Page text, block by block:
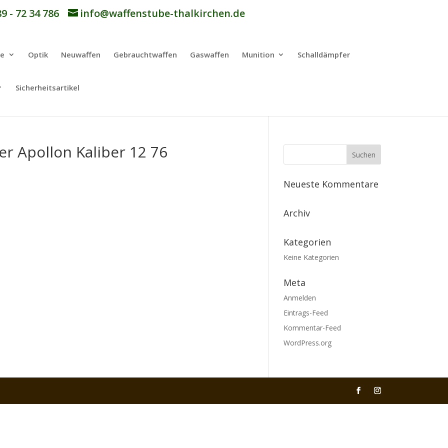
- 72 34 786 info@waffenstube-thalkirchen.de
Optik Neuwaffen Gebrauchtwaffen Gaswaffen Munition Schalldämpfer
Sicherheitsartikel
Apollon Kaliber 12 76
Neueste Kommentare
Archiv
Kategorien
Keine Kategorien
Meta
Anmelden
Eintrags-Feed
Kommentar-Feed
WordPress.org